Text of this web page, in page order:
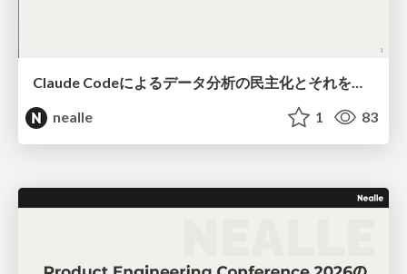
Claude Codeによるデータ分析の民主化とそれを支えるデータ基盤
nealle
1 83